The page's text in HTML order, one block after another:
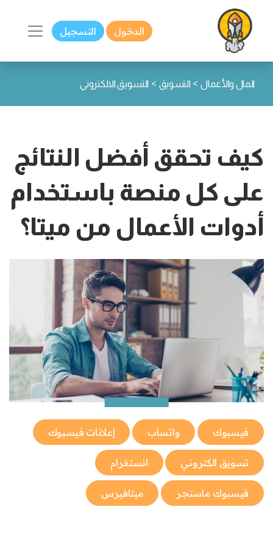
الدخول التسجيل
المال والأعمال > التسويق > التسويق الالكتروني
كيف تحقق أفضل النتائج
على كل منصة باستخدام
أدوات الأعمال من ميتا؟
فيسبوك واتساب إعلانات فيسبوك
تسويق الكتروني انستغرام
فيسبوك ماسنجر ميتافيرس